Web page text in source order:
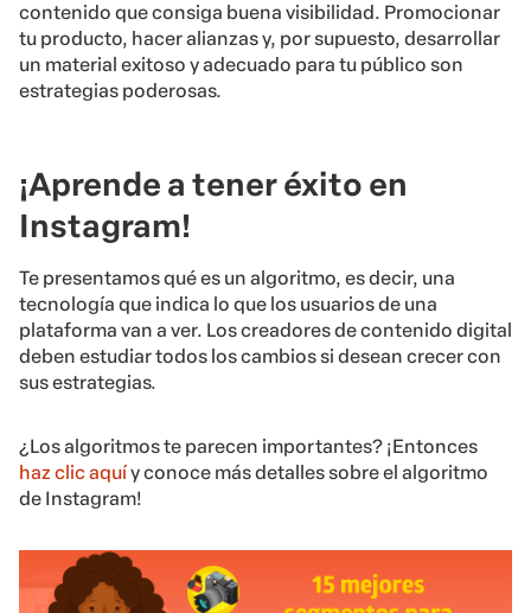
contenido que consiga buena visibilidad. Promocionar
tu producto, hacer alianzas y, por supuesto, desarrollar
un material exitoso y adecuado para tu público son
estrategias poderosas.
¡Aprende a tener éxito en
Instagram!
Te presentamos qué es un algoritmo, es decir, una
tecnología que indica lo que los usuarios de una
plataforma van a ver. Los creadores de contenido digital
deben estudiar todos los cambios si desean crecer con
sus estrategias.
¿Los algoritmos te parecen importantes? ¡Entonces
haz clic aquíy conoce más detalles sobre el algoritmo
de Instagram!